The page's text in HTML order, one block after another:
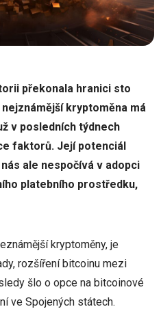
překonala hranici sto
kryptoměna má
v posledních týdnech
faktorů. Její potenciál
ale nespočívá v adopci
platebního prostředku,
kryptoměny, je
rozšíření bitcoinu mezi
šlo o opce na bitcoinové
ve Spojených státech.